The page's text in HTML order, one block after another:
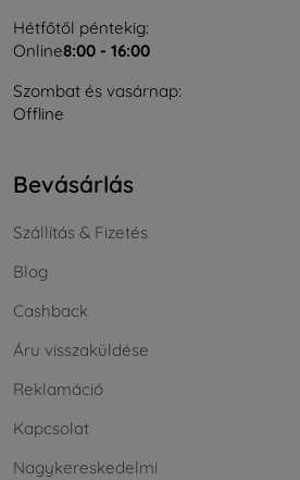
Hétfőtől péntekig:
Online8:00 - 16:00
Szombat és vasárnap:
Offline
Bevásárlás
Szállítás & Fizetés
Blog
Cashback
Áru visszaküldése
Reklamáció
Kapcsolat
Nagykereskedelmi